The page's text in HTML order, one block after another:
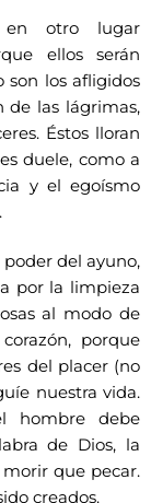
en otro lugar
ellos serán
son los afligidos
de las lágrimas,
Éstos lloran
duele, como a
y el egoísmo
del ayuno,
por la limpieza
al modo de
porque
del placer (no
nuestra vida.
hombre debe
de Dios, la
morir que pecar.
creados.